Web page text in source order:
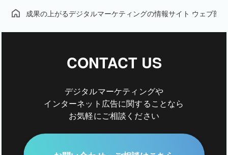
成果の上がるデジタルマーケティングの情報サイト ウェブ部
CONTACT US
デジタルマーケティングや
インターネット広告に関することなら
お気軽にご相談ください